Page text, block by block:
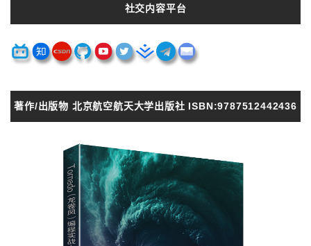
社交内容平台
著作/出版物 北京航空航天大学出版社 ISBN:9787512442436